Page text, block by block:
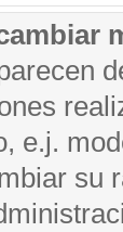
e.j.
su